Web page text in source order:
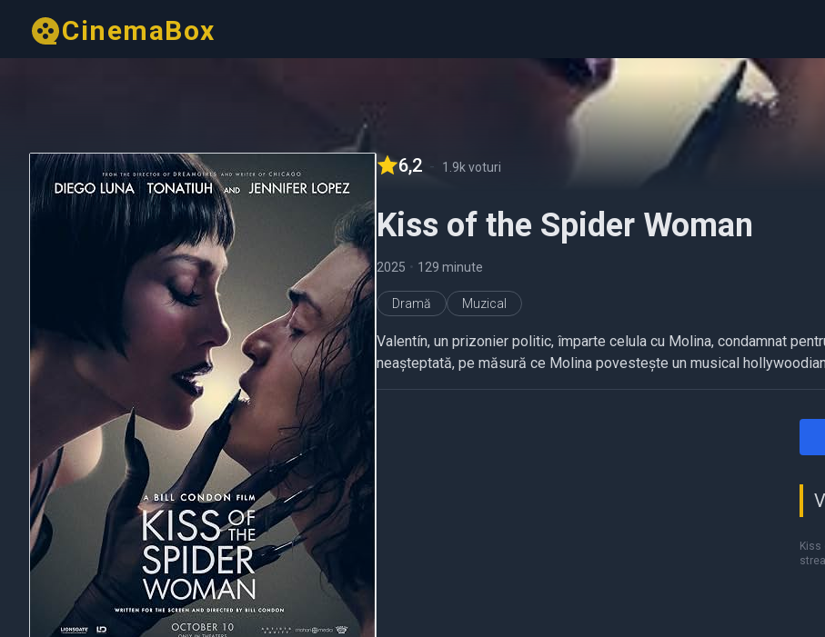
CinemaBox
6,2 - 1.9k voturi
Kiss of the Spider Woman
2025 • 129 minute
Dramă Muzical
Valentín, un prizonier politic, împarte celula cu Molina, condamnat
neașteptată, pe măsură ce Molina povestește un musical
Kiss